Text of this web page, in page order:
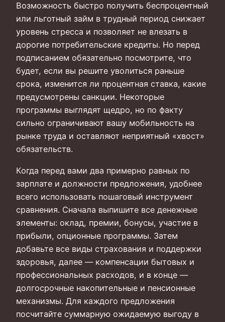
Возможность быстро получить беспроцентный
или льготный займ в трудный период снижает
уровень стресса и позволяет не влезать в
дорогие потребительские кредиты. Но перед
подписанием обязательно посмотрите, что
будет, если вы решите уволиться раньше
срока, изменится ли процентная ставка, какие
предусмотрены санкции. Некоторые
программы выглядят щедро, но по факту
сильно ограничивают вашу мобильность на
рынке труда и оставляют неприятный «хвост»
обязательств.
Когда перед вами два примерно равных по
зарплате и должности предложения, удобнее
всего использовать пошаговый инструмент
сравнения. Сначала выпишите все денежные
элементы: оклад, премии, бонусы, участие в
прибыли, опционные программы. Затем
добавьте все виды страхования и поддержки
здоровья, далее — компенсации бытовых и
профессиональных расходов, и в конце —
долгосрочные накопительные и пенсионные
механизмы. Для каждого предложения
посчитайте суммарную ожидаемую выгоду в